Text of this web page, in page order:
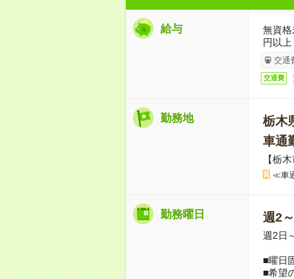
給与
無資
円以上
交通
交通費
勤務地
栃木
車通
【栃
≪車
勤務曜日 週2
週2日
■曜日
■希望